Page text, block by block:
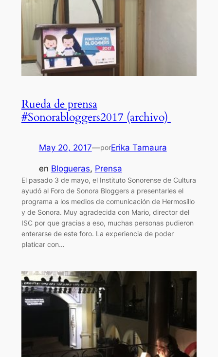
Rueda de prensa
#Sonorabloggers2017 (archivo)
May 20, 2017—porErika Tamaura
en Blogueras, Prensa
El pasado 3 de mayo, el Instituto Sonorense de Cultura
ayudó al Foro de Sonora Bloggers a presentarles el
programa a los medios de comunicación de Hermosillo
y de Sonora. Muy agradecida con Mario, director del
ISC por que gracias a eso, muchas personas pudieron
enterarse de este foro. La experiencia de poder
platicar con…